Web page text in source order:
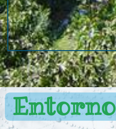
Entorno